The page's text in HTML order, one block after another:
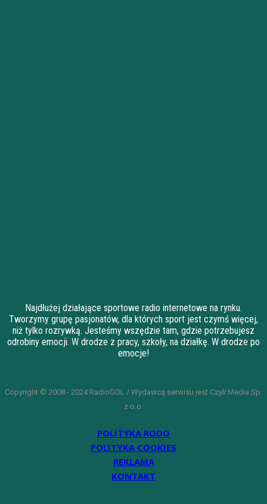
Najdłużej działające sportowe radio internetowe na rynku.
Tworzymy grupę pasjonatów, dla których sport jest czymś więcej,
niż tylko rozrywką. Jesteśmy wszędzie tam, gdzie potrzebujesz
odrobiny emocji. W drodze z pracy, szkoły, na działkę. W drodze po
emocje!
Copyright © 2008 - 2024 RadioGOL / Wydawcą serwisu jest Czyli Media Sp.
z o.o.
POLITYKA RODO
POLITYKA COOKIES
REKLAMA
KONTAKT